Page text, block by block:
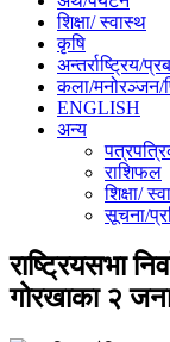
शिक्षा/ स्वास्थ
कृषि
अन्तर्राष्ट्रिय/
कला/मनोरञ्जन/
ENGLISH
अन्य
राशिफल
शिक्षा/
सूचना/
राष्ट्रियसभा
गोरखाका २